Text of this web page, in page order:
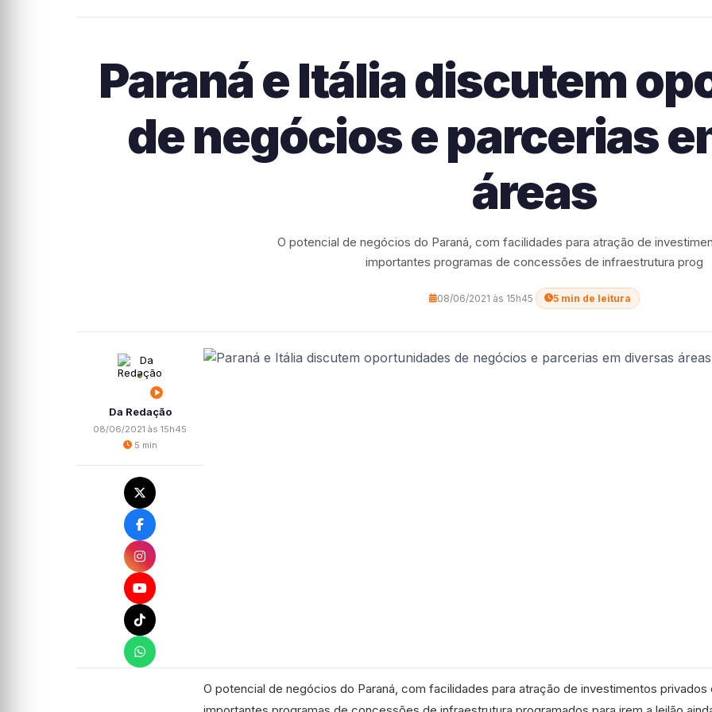
Paraná e Itália discutem
de negócios e parcerias
áreas
O potencial de negócios do Paraná, com facilidades para atração de
importantes programas de concessões de infraestrutura prog
08/06/2021 às 15h45· 5 min de leitura
Da Redação
08/06/2021 às 15h45
5 min
O potencial de negócios do Paraná, com facilidades para atração de investimentos privados